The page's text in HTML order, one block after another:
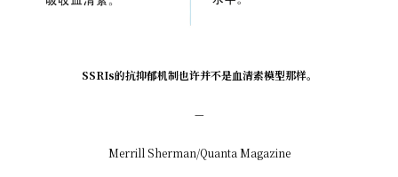
SSRIs的抗抑郁机制也许并不是血清素模型那样。
—
Merrill Sherman/Quanta Magazine